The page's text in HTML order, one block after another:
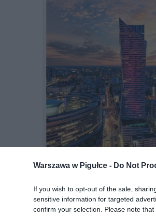
Warszawa w Pigułce - Do Not
If you wish to opt-out of the sale,
sensitive information for targeted
confirm your selection. Please note
O bogactwie rynku pracy w
pracy, ale także ich